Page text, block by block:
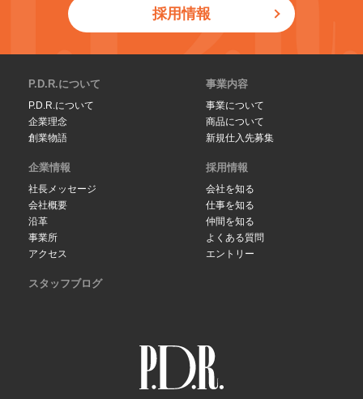
採用情報
P.D.R.について
P.D.R.について
企業理念
創業物語
事業内容
事業について
商品について
新規仕入先募集
企業情報
社長メッセージ
会社概要
沿革
事業所
アクセス
採用情報
会社を知る
仕事を知る
仲間を知る
よくある質問
エントリー
スタッフブログ